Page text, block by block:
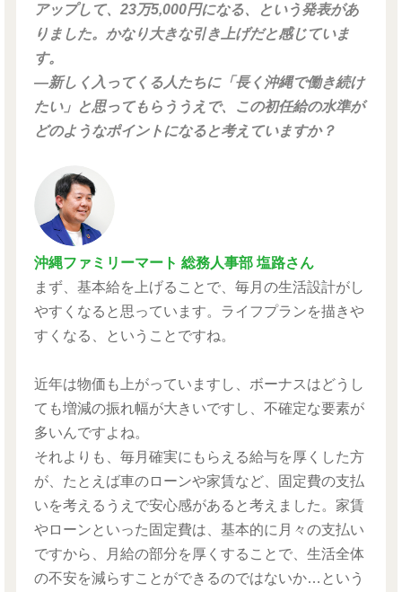
アップして、23万5,000円になる、という発表があ
りました。かなり大きな引き上げだと感じていま
す。
―新しく入ってくる人たちに「長く沖縄で働き続け
たい」と思ってもらううえで、この初任給の水準が
どのようなポイントになると考えていますか？
沖縄ファミリーマート 総務人事部 塩路さん
まず、基本給を上げることで、毎月の生活設計がし
やすくなると思っています。ライフプランを描きや
すくなる、ということですね。
近年は物価も上がっていますし、ボーナスはどうし
ても増減の振れ幅が大きいですし、不確定な要素が
多いんですよね。
それよりも、毎月確実にもらえる給与を厚くした方
が、たとえば車のローンや家賃など、固定費の支払
いを考えるうえで安心感があると考えました。家賃
やローンといった固定費は、基本的に月々の支払い
ですから、月給の部分を厚くすることで、生活全体
の不安を減らすことができるのではないか…という